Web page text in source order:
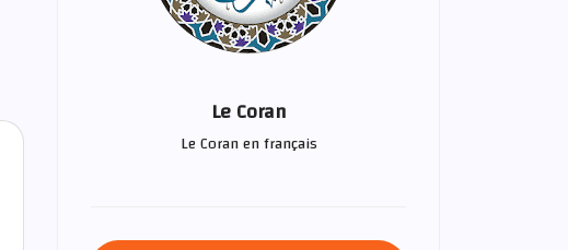
Le Coran
Le Coran en français